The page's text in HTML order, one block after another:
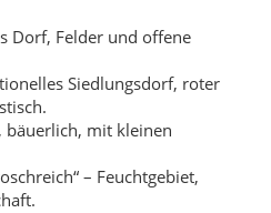
Dorf, Felder und offene
Siedlungsdorf, roter
bäuerlich, mit kleinen
– Feuchtgebiet,